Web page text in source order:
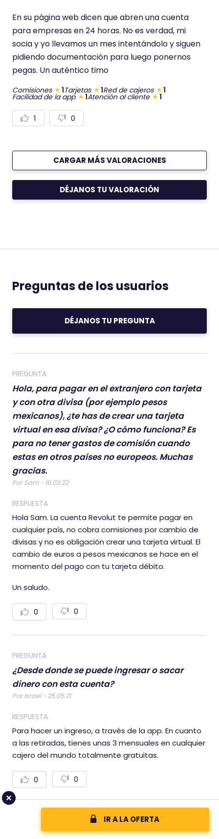
IR A LA OFERTA
i
v
a
e
n
t
e
i
v
a
e
t
e
En su página web dicen que abren una cuenta
para empresas en 24 horas. No es verdad, mi
socia y yo llevamos un mes intentándolo y siguen
pidiendo documentación para luego ponernos
pegas. Un auténtico timo
Comisiones 1Tarjetas 1Red de cajeros 1
Facilidad de la app 1Atención al cliente 1
V
o
r
s
i
v
1 V
o
r
n
e
g
a
t
v
0
CARGAR MÁS VALORACIONES
DÉJANOS TU VALORACIÓN
Preguntas de los usuarios
DÉJANOS TU PREGUNTA
V
o
a
p
o
s
i
t
i
v
e
t
e
0 V
o
a
a
t
i
v
t
0
PREGUNTA
Hola, para pagar en el extranjero con tarjeta
y con otra divisa (por ejemplo pesos
mexicanos), ¿te has de crear una tarjeta
virtual en esa divisa? ¿O cómo funciona? Es
para no tener gastos de comisión cuando
estas en otros países no europeos. Muchas
gracias.
Por Sam - 16.03.22
RESPUESTA
Hola Sam. La cuenta Revolut te permite pagar en
cualquier país, no cobra comisiones por cambio de
divisas y no es obligación crear una tarjeta virtual. El
cambio de euros a pesos mexicanos se hace en el
momento del pago con tu tarjeta débito.
Un saludo.
V
o
t
0 V
o
a
g
0
PREGUNTA
¿Desde donde se puede ingresar o sacar
dinero con esta cuenta?
Por Israel - 25.05.21
RESPUESTA
Para hacer un ingreso, a través de la app. En cuanto
a las retiradas, tienes unas 3 mensuales en cualquier
cajero del mundo totalmente gratuitas.